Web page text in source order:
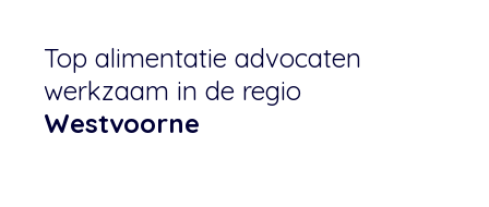
Top alimentatie advocaten
werkzaam in de regio
Westvoorne